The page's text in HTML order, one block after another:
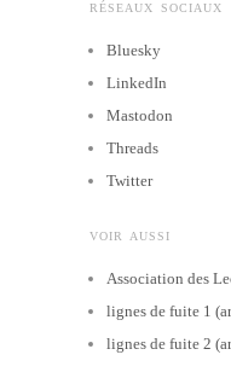
RÉSEAUX SOCIAUX
Bluesky
LinkedIn
Mastodon
Threads
Twitter
VOIR AUSSI
Association des
lignes de fuite 1
lignes de fuite 2